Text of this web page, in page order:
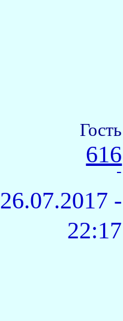
Гость
616
-
26.07.2017 -
22:17